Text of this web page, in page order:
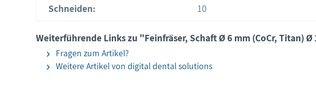
Schneiden:
10
Weiterführende Links zu "Feinfräser, Schaft Ø 6 mm (CoCr, Titan) Ø
Fragen zum Artikel?
Weitere Artikel von digital dental solutions